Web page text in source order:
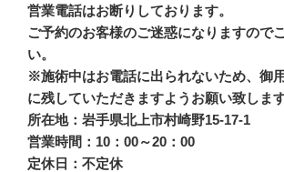
営業電話はお断りしております。
ご予約のお客様のご迷惑になりますので
い。
※施術中はお電話に出られないため、御
に残していただきますようお願い致します
所在地：岩手県北上市村崎野15-17-1
営業時間：10：00～20：00
定休日：不定休